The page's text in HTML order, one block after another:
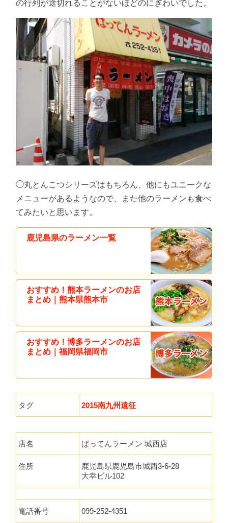
の行列が途切れることがないほどのにぎわいでした。
◯丸とんこつシリーズはもちろん、他にもユニークな
メニューがあるようなので、また他のラーメンも食べ
てみたいと思います。
鹿児島県のラーメン一覧
おすすめ！熊本ラーメンのお店
まとめ｜熊本県熊本市
おすすめ！博多ラーメンのお店
まとめ｜福岡県福岡市
タグ 2015南九州遠征
店名 ばってんラーメン 城西店
住所
鹿児島県鹿児島市城西3-6-28
大幸ビル102
電話番号 099-252-4351